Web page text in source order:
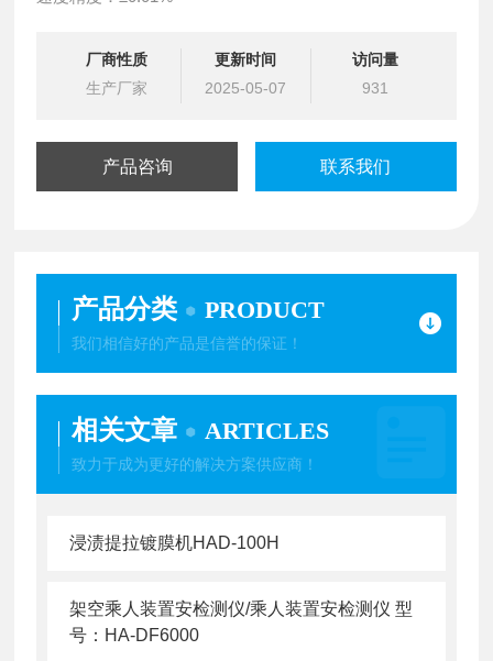
厂商性质
生产厂家
更新时间
2025-05-07
访问量
931
产品咨询 联系我们
产品分类 PRODUCT
我们相信好的产品是信誉的保证！
相关文章 ARTICLES
致力于成为更好的解决方案供应商！
浸渍提拉镀膜机HAD-100H
架空乘人装置安检测仪/乘人装置安检测仪 型
号：HA-DF6000